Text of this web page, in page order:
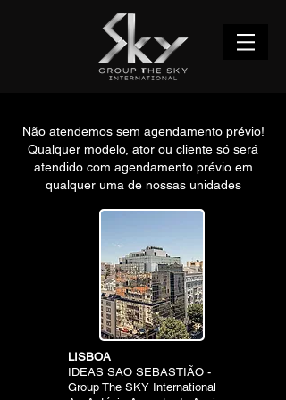
Não atendemos sem agendamento prévio!
Qualquer modelo, ator ou cliente só será
atendido com agendamento prévio em
qualquer uma de nossas unidades
LISBOA
IDEAS SAO SEBASTIÃO -
Group The SKY International